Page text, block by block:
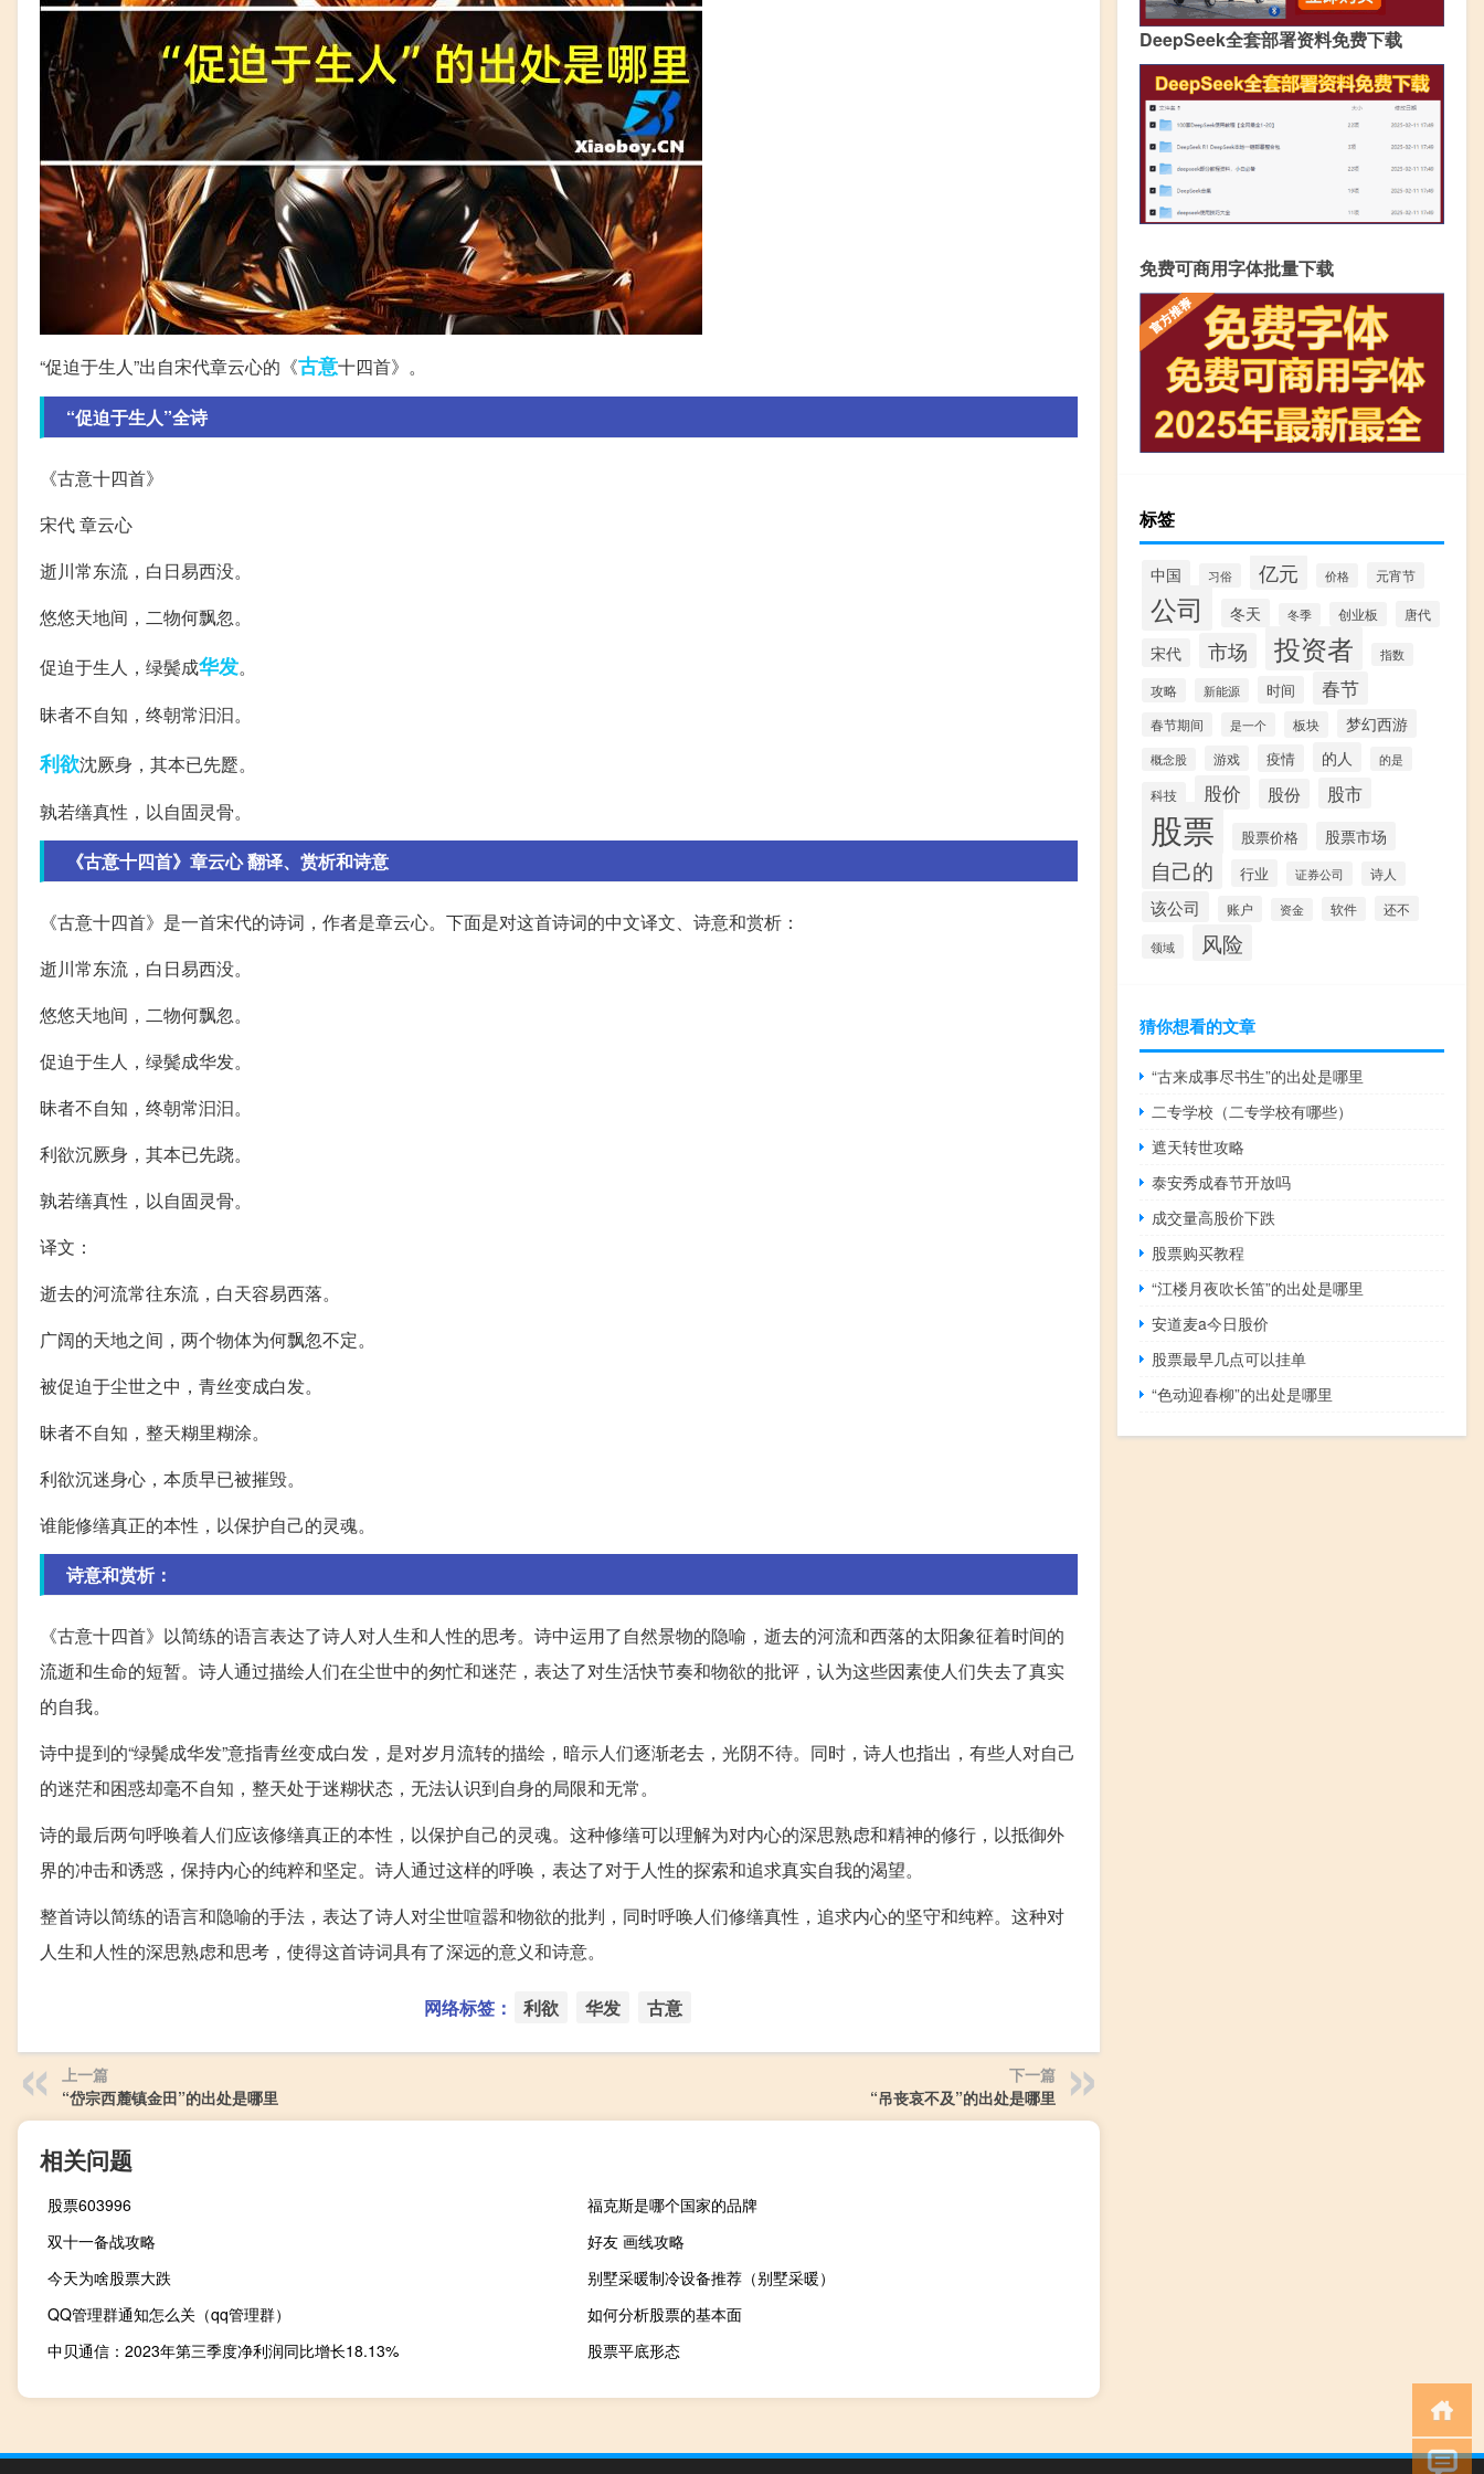
“促迫于生人”出自宋代章云心的《古意十四首》。
“促迫于生人”全诗
《古意十四首》
宋代 章云心
逝川常东流，白日易西没。
悠悠天地间，二物何飘忽。
促迫于生人，绿鬓成华发。
昧者不自知，终朝常汩汩。
利欲沈厥身，其本已先蹷。
孰若缮真性，以自固灵骨。
《古意十四首》章云心 翻译、赏析和诗意
《古意十四首》是一首宋代的诗词，作者是章云心。下面是对这首诗词的中文译文、诗意和赏析：
逝川常东流，白日易西没。
悠悠天地间，二物何飘忽。
促迫于生人，绿鬓成华发。
昧者不自知，终朝常汩汩。
利欲沉厥身，其本已先跷。
孰若缮真性，以自固灵骨。
译文：
逝去的河流常往东流，白天容易西落。
广阔的天地之间，两个物体为何飘忽不定。
被促迫于尘世之中，青丝变成白发。
昧者不自知，整天糊里糊涂。
利欲沉迷身心，本质早已被摧毁。
谁能修缮真正的本性，以保护自己的灵魂。
诗意和赏析：
《古意十四首》以简练的语言表达了诗人对人生和人性的思考。诗中运用了自然景物的隐喻，逝去的河流和西落的太阳象征着时间的
流逝和生命的短暂。诗人通过描绘人们在尘世中的匆忙和迷茫，表达了对生活快节奏和物欲的批评，认为这些因素使人们失去了真实
的自我。
诗中提到的“绿鬓成华发”意指青丝变成白发，是对岁月流转的描绘，暗示人们逐渐老去，光阴不待。同时，诗人也指出，有些人对自己
的迷茫和困惑却毫不自知，整天处于迷糊状态，无法认识到自身的局限和无常。
诗的最后两句呼唤着人们应该修缮真正的本性，以保护自己的灵魂。这种修缮可以理解为对内心的深思熟虑和精神的修行，以抵御外
界的冲击和诱惑，保持内心的纯粹和坚定。诗人通过这样的呼唤，表达了对于人性的探索和追求真实自我的渴望。
整首诗以简练的语言和隐喻的手法，表达了诗人对尘世喧嚣和物欲的批判，同时呼唤人们修缮真性，追求内心的坚守和纯粹。这种对
人生和人性的深思熟虑和思考，使得这首诗词具有了深远的意义和诗意。
网络标签： 利欲 华发 古意
上一篇
“岱宗西麓镇金田”的出处是哪里
下一篇
“吊丧哀不及”的出处是哪里
相关问题
股票603996
福克斯是哪个国家的品牌
双十一备战攻略
好友 画线攻略
今天为啥股票大跌
别墅采暖制冷设备推荐（别墅采暖）
QQ管理群通知怎么关（qq管理群）
如何分析股票的基本面
中贝通信：2023年第三季度净利润同比增长18.13%
股票平底形态
DeepSeek全套部署资料免费下载
免费可商用字体批量下载
标签
中国 习俗 亿元 价格 元宵节
公司 冬天 冬季 创业板 唐代
宋代 市场 投资者 指数
攻略 新能源 时间 春节
春节期间 是一个 板块 梦幻西游
概念股 游戏 疫情 的人 的是
科技 股价 股份 股市
股票 股票价格 股票市场
自己的 行业 证券公司 诗人
该公司 账户 资金 软件 还不
领域 风险
猜你想看的文章
“古来成事尽书生”的出处是哪里
二专学校（二专学校有哪些）
遮天转世攻略
泰安秀成春节开放吗
成交量高股价下跌
股票购买教程
“江楼月夜吹长笛”的出处是哪里
安道麦a今日股价
股票最早几点可以挂单
“色动迎春柳”的出处是哪里